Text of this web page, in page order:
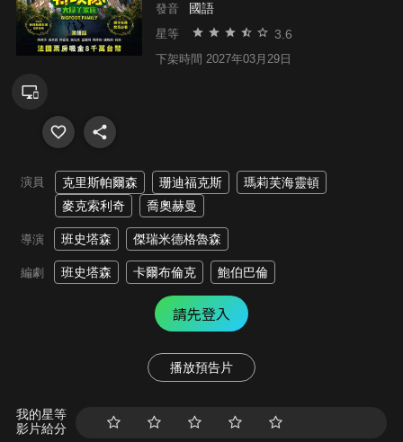
發音 國語
星等 3.6
下架時間 2027年03月29日
演員 克里斯帕爾森 珊迪福克斯
瑪莉芙海靈頓
麥克索利奇
喬奧赫曼
導演 班史塔森 傑瑞米德格魯森
編劇 班史塔森 卡爾布倫克 鮑伯巴倫
請先登入
播放預告片
我的星等
影片給分